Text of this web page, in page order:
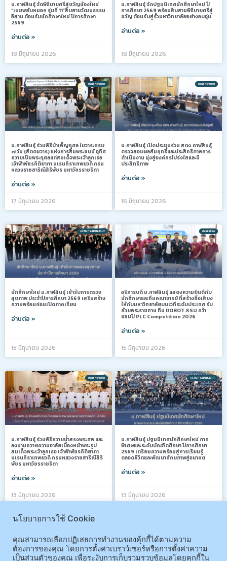
ม.กาฬสินธุ์ จัดพิธีบายศรีสู่ขวัญน้องใหม่
“เมฆพยับหมอก รุ่นที่ 11”สืบสานวัฒนธรรม
อีสาน ต้อนรับนักศึกษาใหม่ ปีการศึกษา
2569
อ่านต่อ »
18 มิถุนายน 2026
ม.กาฬสินธุ์ จัดปฐมนิเทศนักศึกษาใหม่ ปี
การศึกษา 2569 พร้อมสืบสานพิธีบายศรีสู่
ขวัญ ต้อนรับสู่รั้วมหาวิทยาลัยอย่างอบอุ่น
อ่านต่อ »
18 มิถุนายน 2026
ข่าวมหาวิทยาลัย
ม.กาฬสินธุ์ ร่วมพิธีบำเพ็ญกุศล ในวาระครบ
๗ วัน (สัตตมวาร) แห่งการสิ้นพระชนม์ อุทิศ
ถวายเป็นพระกุศลแด่สมเด็จพระเจ้าลูกเธอ
เจ้าฟ้าพัชรกิติยาภา นเรนทิราเทพยวดี กรม
หลวงราชสาริณีสิริพัชร มหาวัชรราชธิดา
อ่านต่อ »
17 มิถุนายน 2026
ข่าวมหาวิทยาลัย
ม.กาฬสินธุ์ เปิดประชุมร่วม สตง.กาฬสินธุ์
ตรวจสอบผลสัมฤทธิ์และประสิทธิภาพการ
ดำเนินงาน มุ่งสู่องค์กรโปร่งใสและมี
ประสิทธิภาพ
อ่านต่อ »
16 มิถุนายน 2026
ACTIVITY/HIGHLIGHT
นักศึกษาใหม่ ม.กาฬสินธุ์ เข้ารับการตรวจ
สุขภาพ ประจำปีการศึกษา 2569 เสริมสร้าง
ความพร้อมก่อนเปิดภาคเรียน
อ่านต่อ »
15 มิถุนายน 2026
ข่าวนักศึกษา
อธิการบดี ม.กาฬสินธุ์ แสดงความยินดีกับ
นักศึกษาและทีมคณาจารย์ ที่สร้างชื่อเสียง
ให้กับมหาวิทยาลัยบนเวทีระดับประเทศ รับ
ถ้วยพระราชทาน ทีม ROBOT.KSU คว้า
แชมป์ PLC Competition 2026
อ่านต่อ »
15 มิถุนายน 2026
ข่าวมหาวิทยาลัย
ม.กาฬสินธุ์ ร่วมพิธีถวายน้ำสรงพระศพ และ
ลงนามถวายความอาลัยเบื้องหน้าพระรูป
สมเด็จพระเจ้าลูกเธอ เจ้าฟ้าพัชรกิติยาภา
นเรนทิราเทพยวดี กรมหลวงราชสาริณีสิริ
พัชร มหาวัชรราชธิดา
อ่านต่อ »
13 มิถุนายน 2026
ACTIVITY/HIGHLIGHT
ม.กาฬสินธุ์ ปฐมนิเทศนักศึกษาใหม่ ภาค
พิเศษและระดับบัณฑิตศึกษา ปีการศึกษา
2569 เตรียมความพร้อมสู่การเรียนรู้
ตลอดชีวิตและพัฒนาศักยภาพสู่อนาคต
อ่านต่อ »
13 มิถุนายน 2026
นโยบายการใช้ Cookie
คุณสามารถเลือกปฏิเสธการทำงานของคุ้กกี้ได้ตามความ
ต้องการของคุณ โดยการตั้งค่าเบราว์เซอร์หรือการตั้งค่าความ
เป็นส่วนตัวของคุณ เพื่อระงับการเก็บรวมรวบข้อมูลโดยคุกกี้ใน